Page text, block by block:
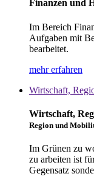
Finanzen und
Im Bereich
Aufgaben mit
bearbeitet.
mehr erfahren
Wirtschaft,
Wirtschaft,
Region und
Im Grünen zu
zu arbeiten ist
Gegensatz